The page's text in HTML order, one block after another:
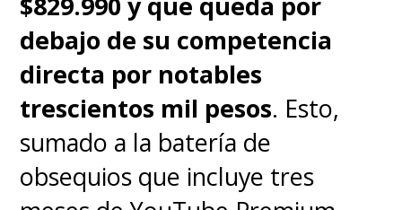
debajo de su competencia
directa por notables
trescientos mil pesos. Esto,
sumado a la batería de
obsequios que incluye tres